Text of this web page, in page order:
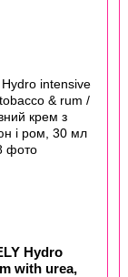
Hydro
with urea,